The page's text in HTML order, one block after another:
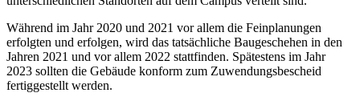
Während im Jahr 2020 und 2021 vor allem die Feinplanungen
erfolgten und erfolgen, wird das tatsächliche Baugeschehen in den
Jahren 2021 und vor allem 2022 stattfinden. Spätestens im Jahr
2023 sollten die Gebäude konform zum Zuwendungsbescheid
fertiggestellt werden.